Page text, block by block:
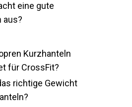
eine gute
Kurzhanteln
für CrossFit?
richtige Gewicht